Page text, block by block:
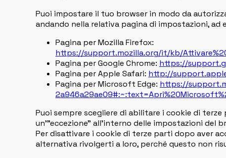
Puoi impostare il tuo browser in modo da
andando nella relativa pagina di impostazioni, ad
Pagina per Mozilla Firefox:
https://support.mozilla.org/it/kb/
Pagina per Google Chrome: https://
Pagina per Apple Safari: http://
Pagina per Microsoft Edge: https://
Puoi sempre scegliere di abilitare i cookie di
un'”eccezione” all’interno delle impostazioni del
Per disattivare i cookie di terze parti dopo aver
alternativa rivolgerti a loro, perché questo non